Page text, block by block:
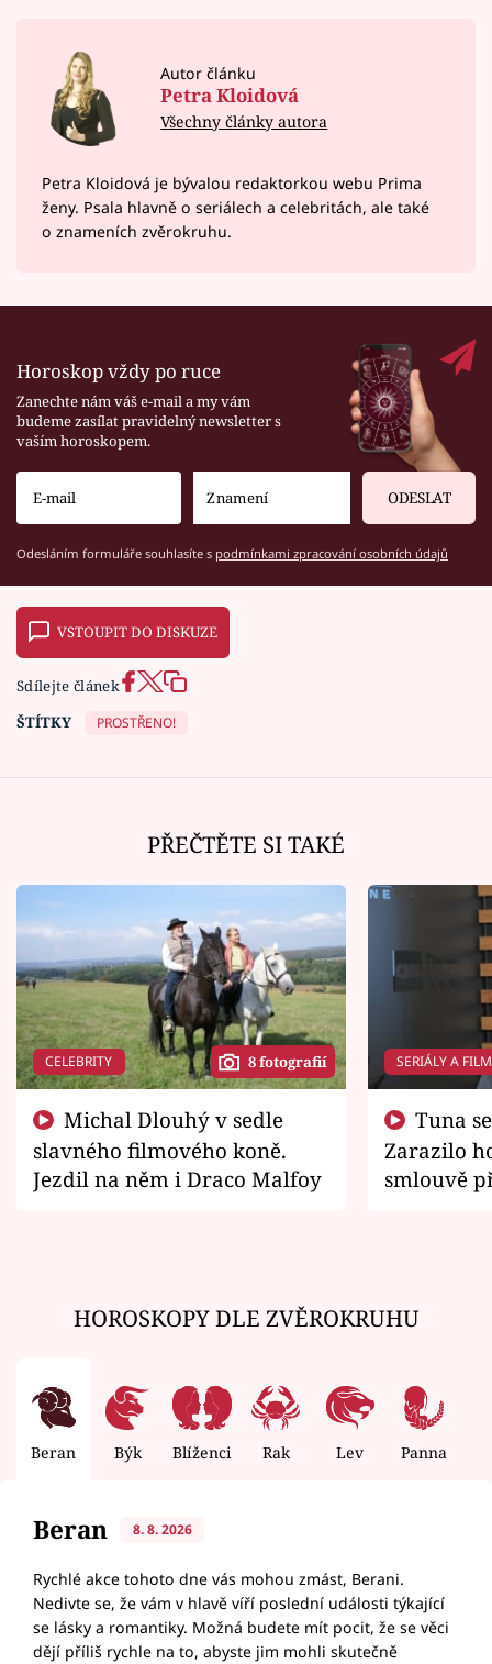
Autor článku
Petra Kloidová
Všechny články autora
Petra Kloidová je bývalou redaktorkou webu Prima
ženy. Psala hlavně o seriálech a celebritách, ale také
o znameních zvěrokruhu.
Horoskop vždy po ruce
Zanechte nám váš e-mail a my vám
budeme zasílat pravidelný newsletter s
vaším horoskopem.
ODESLAT
Odesláním formuláře souhlasíte s podmínkami zpracování osobních údajů
VSTOUPIT DO DISKUZE
Sdílejte článek
ŠTÍTKY
PROSTŘENO!
PŘEČTĚTE SI TAKÉ
CELEBRITY 8 fotografií
slavného filmového koně.
Jezdil na něm i Draco Malfoy
SERIÁLY A
Zarazilo
smlouvě
HOROSKOPY DLE ZVĚROKRUHU
Beran Býk Blíženci Rak Lev Panna
Beran 8. 8. 2026
Rychlé akce tohoto dne vás mohou zmást, Berani.
Nedivte se, že vám v hlavě víří poslední události týkající
se lásky a romantiky. Možná budete mít pocit, že se věci
dějí příliš rychle na to, abyste jim mohli skutečně